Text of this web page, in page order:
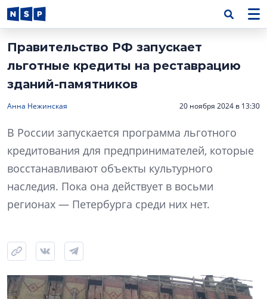
Правительство РФ запускает
льготные кредиты на реставрацию
зданий-памятников
Анна Нежинская 20 ноября 2024 в 13:30
В России запускается программа льготного
кредитования для предпринимателей, которые
восстанавливают объекты культурного
наследия. Пока она действует в восьми
регионах — Петербурга среди них нет.